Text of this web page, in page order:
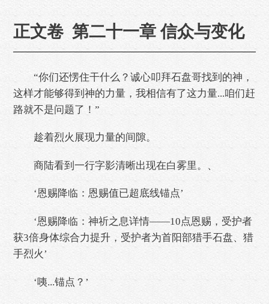
正文卷 第二十一章 信众与变化
“你们还愣住干什么？诚心叩拜石盘哥找到的神，
这样才能够得到神的力量，我相信有了这力量...咱们赶
路就不是问题了！”
趁着烈火展现力量的间隙。
商陆看到一行字影清晰出现在白雾里。、
‘恩赐降临：恩赐值已超底线锚点’
‘恩赐降临：神祈之息详情——10点恩赐，受护者
获3倍身体综合力提升，受护者为首阳部猎手石盘、猎
手烈火’
‘咦...锚点？’